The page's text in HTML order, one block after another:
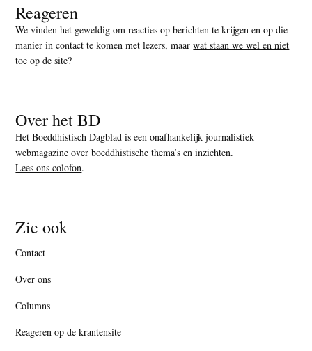
Reageren
We vinden het geweldig om reacties op berichten te krijgen en op die
manier in contact te komen met lezers, maarwat staan we wel en niet
toe op de site?
Over het BD
Het Boeddhistisch Dagblad is een onafhankelijk journalistiek
webmagazine over boeddhistische thema’s en inzichten.
Lees ons colofon.
Zie ook
Contact
Over ons
Columns
Reageren op de krantensite